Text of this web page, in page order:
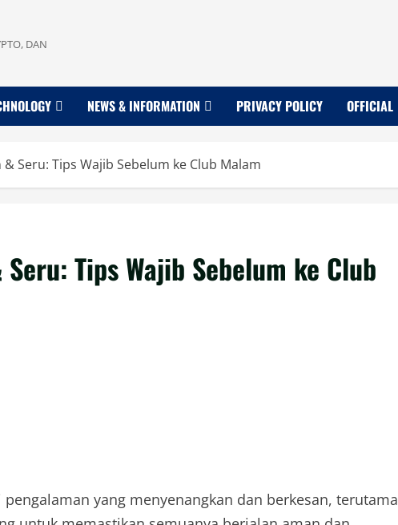
DAN
NEWS & INFORMATION PRIVACY POLICY OFFICIAL
Seru: Tips Wajib Sebelum ke Club Malam
Tips Wajib Sebelum ke Club
yang menyenangkan dan berkesan, terutama